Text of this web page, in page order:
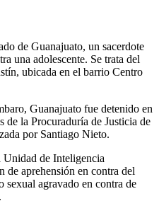
de Guanajuato, un sacerdote
una adolescente. Se trata del
ubicada en el barrio Centro
Guanajuato fue detenido en
de la Procuraduría de Justicia de
por Santiago Nieto.
Unidad de Inteligencia
de aprehensión en contra del
sexual agravado en contra de